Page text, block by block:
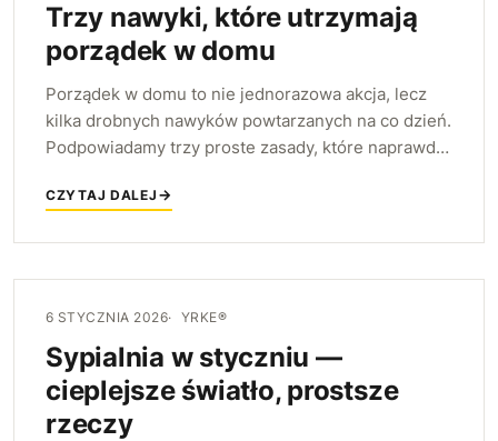
Trzy nawyki, które utrzymają
porządek w domu
Porządek w domu to nie jednorazowa akcja, lecz
kilka drobnych nawyków powtarzanych na co dzień.
Podpowiadamy trzy proste zasady, które naprawdę
utrzymanie.
CZYTAJ DALEJ
6 STYCZNIA 2026 YRKE®
Sypialnia w styczniu —
cieplejsze światło, prostsze
rzeczy